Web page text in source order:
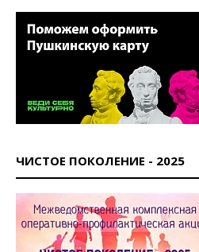
ЧИСТОЕ ПОКОЛЕНИЕ - 2025